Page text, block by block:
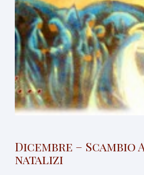
Dicembre – Scambio
natalizi